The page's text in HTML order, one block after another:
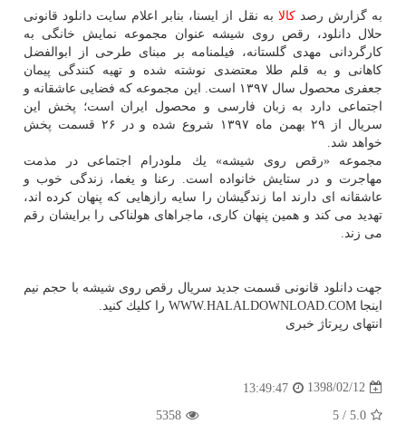
به گزارش رصدكالا به نقل از ایسنا، بنابر اعلام سایت دانلود قانونی
حلال دانلود، رقص روی شیشه عنوان مجموعه نمایش خانگی به
كارگردانی مهدی گلستانه، فیلمنامه بر مبنای طرحی از ابوالفضل
كاهانی و به قلم طلا معتضدی نوشته شده و تهیه كنندگی پیمان
جعفری محصول سال ۱۳۹۷ است. این مجموعه كه فضایی عاشقانه و
اجتماعی دارد به زبان فارسی و محصول ایران است؛ پخش این
سریال از ۲۹ بهمن ماه ۱۳۹۷ شروع شده و در ۲۶ قسمت پخش
خواهد شد.
مجموعه «رقص روی شیشه» یك ملودرام اجتماعی در مذمت
مهاجرت و در ستایش خانواده است. رعنا و یغما، زندگی خوب و
عاشقانه ای دارند اما زندگیشان را سایه رازهایی كه پنهان كرده اند،
تهدید می كند و همین پنهان كاری، ماجراهای هولناكی را برایشان رقم
می زند.
جهت دانلود قانونی قسمت جدید سریال رقص روی شیشه با حجم نیم
اینجا WWW.HALALDOWNLOAD.COM را كلیك كنید.
انتهای رپرتاژ خبری
1398/02/12
13:49:47
5.0
/
5
5358